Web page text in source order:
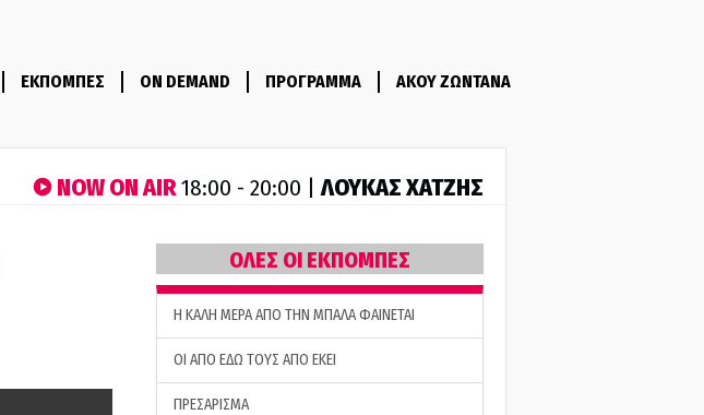
ΕΚΠΟΜΠΕΣ ON DEMAND ΠΡΟΓΡΑΜΜΑ ΑΚΟΥ ΖΩΝΤΑΝΑ
NOW ON AIR18:00 - 20:00 |ΛΟΥΚΑΣ ΧΑΤΖΗΣ
ΟΛΕΣ ΟΙ ΕΚΠΟΜΠΕΣ
H ΚΑΛΗ ΜΕΡΑ ΑΠΟ ΤΗΝ ΜΠΑΛΑ ΦΑΙΝΕΤΑΙ
ΟΙ ΑΠΟ ΕΔΩ ΤΟΥΣ ΑΠΟ ΕΚΕΙ
ΠΡΕΣΑΡΙΣΜΑ